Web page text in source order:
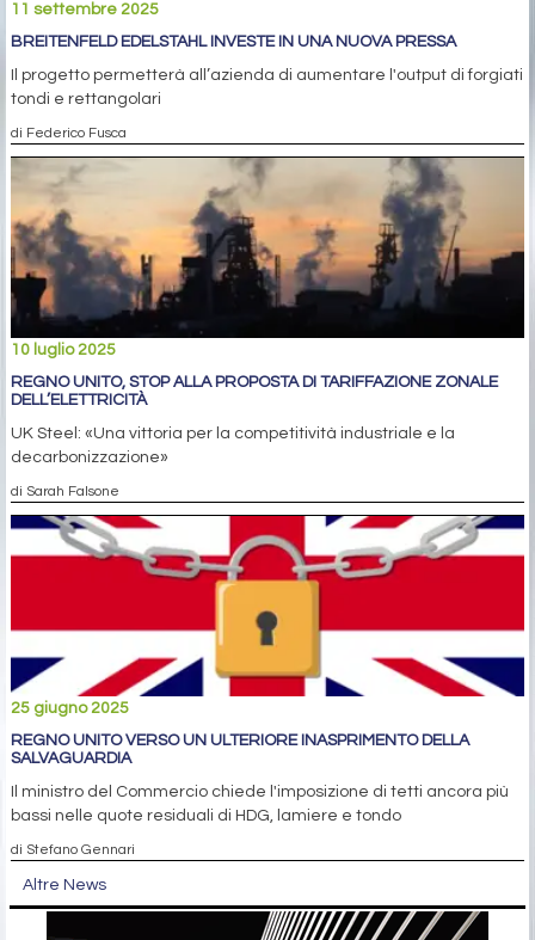
11 settembre 2025
BREITENFELD EDELSTAHL INVESTE IN UNA NUOVA PRESSA
Il progetto permetterà all’azienda di aumentare l'output di forgiati
tondi e rettangolari
di Federico Fusca
10 luglio 2025
REGNO UNITO, STOP ALLA PROPOSTA DI TARIFFAZIONE ZONALE
DELL’ELETTRICITÀ
UK Steel: «Una vittoria per la competitività industriale e la
decarbonizzazione»
di Sarah Falsone
25 giugno 2025
REGNO UNITO VERSO UN ULTERIORE INASPRIMENTO DELLA
SALVAGUARDIA
Il ministro del Commercio chiede l'imposizione di tetti ancora più
bassi nelle quote residuali di HDG, lamiere e tondo
di Stefano Gennari
Altre News